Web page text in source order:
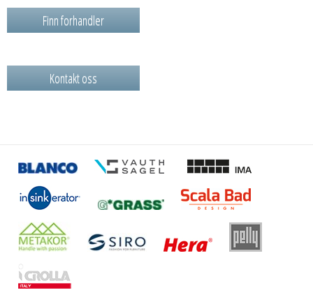
Finn forhandler
Kontakt oss